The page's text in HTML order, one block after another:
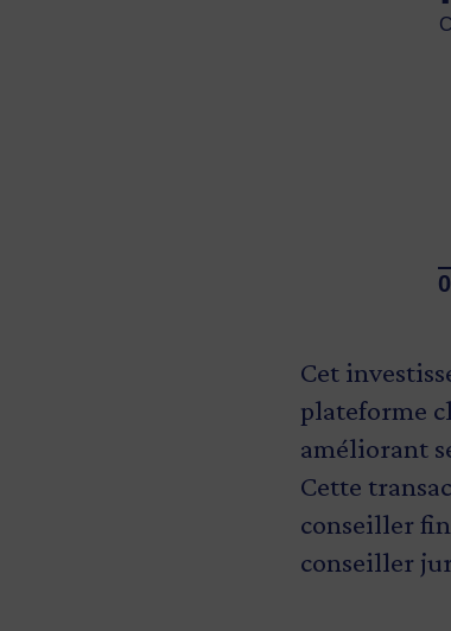
Cet
plateforme
améliorant
Cette
conseiller
conseiller